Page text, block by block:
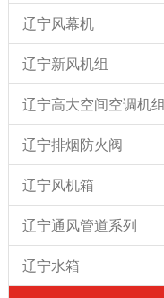
辽宁风幕机
辽宁新风机组
辽宁高大空间空调机组
辽宁排烟防火阀
辽宁风机箱
辽宁通风管道系列
辽宁水箱